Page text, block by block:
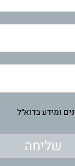
ומידע בדוא״ל
שליחה